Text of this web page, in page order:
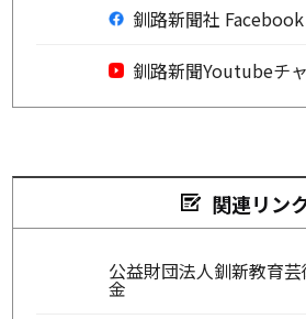
釧路新聞社 Facebook
釧路新聞Youtubeチ
関連リン
公益財団法人釧新教育
金